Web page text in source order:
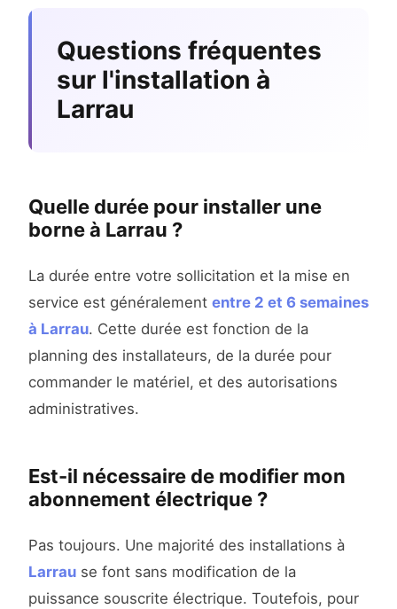
Questions fréquentes
sur l'installation à
Larrau
Quelle durée pour installer une
borne à Larrau ?
La durée entre votre sollicitation et la mise en
service est généralement entre 2 et 6 semaines
à Larrau. Cette durée est fonction de la
planning des installateurs, de la durée pour
commander le matériel, et des autorisations
administratives.
Est-il nécessaire de modifier mon
abonnement électrique ?
Pas toujours. Une majorité des installations à
Larrau se font sans modification de la
puissance souscrite électrique. Toutefois, pour